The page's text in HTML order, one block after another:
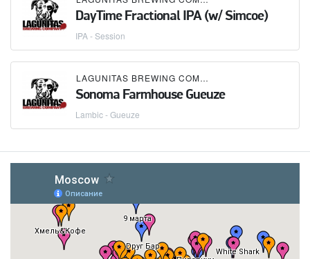
DayTime Fractional IPA (w/ Simcoe)
IPA - Session
LAGUNITAS BREWING COMPANY
Sonoma Farmhouse Gueuze
Lambic - Gueuze